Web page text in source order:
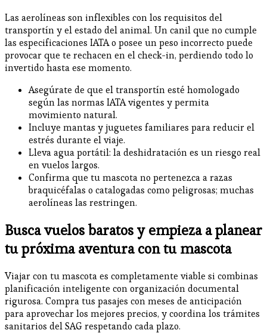
Las aerolíneas son inflexibles con los requisitos del
transportín y el estado del animal. Un canil que no cumple
las especificaciones IATA o posee un peso incorrecto puede
provocar que te rechacen en el check-in, perdiendo todo lo
invertido hasta ese momento.
Asegúrate de que el transportín esté homologado
según las normas IATA vigentes y permita
movimiento natural.
Incluye mantas y juguetes familiares para reducir el
estrés durante el viaje.
Lleva agua portátil: la deshidratación es un riesgo real
en vuelos largos.
Confirma que tu mascota no pertenezca a razas
braquicéfalas o catalogadas como peligrosas; muchas
aerolíneas las restringen.
Busca vuelos baratos y empieza a planear
tu próxima aventura con tu mascota
Viajar con tu mascota es completamente viable si combinas
planificación inteligente con organización documental
rigurosa. Compra tus pasajes con meses de anticipación
para aprovechar los mejores precios, y coordina los trámites
sanitarios del SAG respetando cada plazo.